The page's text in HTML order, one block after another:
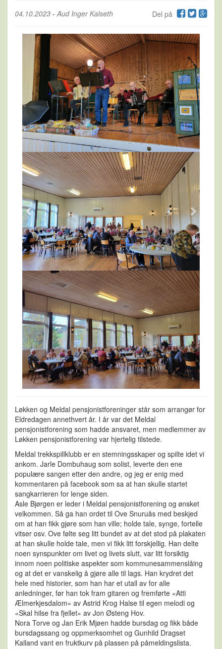
Del på
04.10.2023 - Aud Inger Kalseth
Løkken og Meldal pensjonistforeninger står som arrangør for
Eldredagen annethvert år. I år var det Meldal
pensjonistforening som hadde ansvaret, men medlemmer av
Løkken pensjonistforening var hjertelig tilstede.
Meldal trekkspillklubb er en stemningsskaper og spilte idet vi
ankom. Jarle Dombuhaug som solist, leverte den ene
populære sangen etter den andre, og jeg er enig med
kommentaren på facebook som sa at han skulle startet
sangkarrieren for lenge siden.
Asle Bjørgen er leder i Meldal pensjonistforening og ønsket
velkommen. Så ga han ordet til Ove Snuruås med beskjed
om at han fikk gjøre som han ville; holde tale, synge, fortelle
vitser osv. Ove følte seg litt bundet av at det stod på plakaten
at han skulle holde tale, men vi fikk litt forskjellig. Han delte
noen synspunkter om livet og livets slutt, var litt forsiktig
innom noen politiske aspekter som kommunesammenslåing
og at det er vanskelig å gjøre alle til lags. Han krydret det
hele med historier, som han har et utall av for alle
anledninger, før han tok fram gitaren og fremførte «Atti
Ælmerkjesdalom» av Astrid Krog Halse til egen melodi og
«Skal hilse fra fjellet» av Jon Østeng Hov.
Nora Torve og Jan Erik Mjøen hadde bursdag og fikk både
bursdagssang og oppmerksomhet og Gunhild Dragset
Kalland vant en fruktkurv på plassen på påmeldingslista.